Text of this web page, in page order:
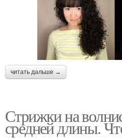
читать дальше →
Стрижки на
средней длины.